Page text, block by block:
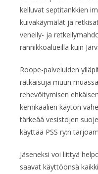
kelluvat septitankkien
kuivakäymälät ja
veneily- ja
rannikkoalueilla kuin
Roope-palveluiden
ratkaisuja muun
rehevöitymisen
kemikaalien käytön
tärkeää vesistöjen
käyttää PSS ry:n
Jäseneksi voi liittyä
saavat käyttöönsä